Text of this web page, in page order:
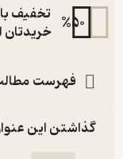
%50
خریدتان
فهرست
گذاشتن این